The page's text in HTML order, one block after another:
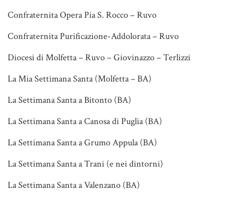
Confraternita Opera Pia S. Rocco – Ruvo
Confraternita Purificazione-Addolorata – Ruvo
Diocesi di Molfetta – Ruvo – Giovinazzo – Terlizzi
La Mia Settimana Santa (Molfetta – BA)
La Settimana Santa a Bitonto (BA)
La Settimana Santa a Canosa di Puglia (BA)
La Settimana Santa a Grumo Appula (BA)
La Settimana Santa a Trani (e nei dintorni)
La Settimana Santa a Valenzano (BA)